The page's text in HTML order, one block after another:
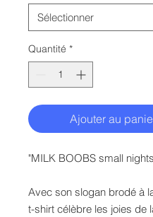
Quantité *
Ajouter au
"MILK BOOBS small
Avec son slogan brodé à
t-shirt célèbre les joies de